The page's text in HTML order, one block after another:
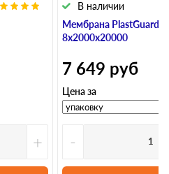
+
Мембрана PlastGuard
8х2000х20000
В наличии
7 649 руб
Цена за
-